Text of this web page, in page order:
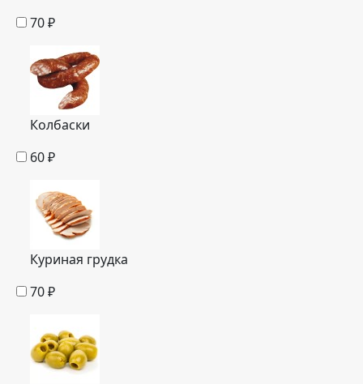
70₽
Колбаски
60₽
Куриная грудка
70₽